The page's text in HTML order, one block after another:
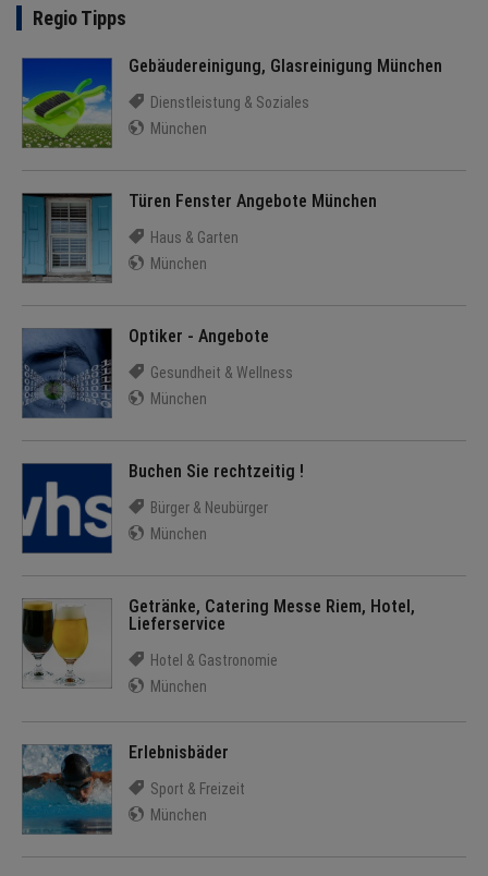
TERMINE
ANGEBOTE
JOBS
MEDIEN
KONTAKT
Regio Tipps
Gebäudereinigung, Glasreinigung München
Dienstleistung & Soziales
München
Türen Fenster Angebote München
Haus & Garten
München
Optiker - Angebote
Gesundheit & Wellness
München
Buchen Sie rechtzeitig !
Bürger & Neubürger
München
Getränke, Catering Messe Riem, Hotel,
Lieferservice
Hotel & Gastronomie
München
Erlebnisbäder
Sport & Freizeit
München